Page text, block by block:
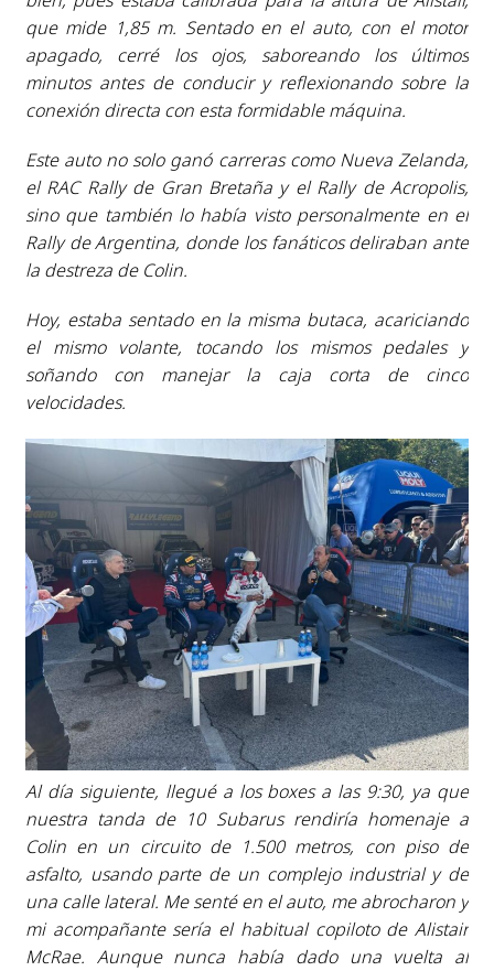
que mide 1,85 m. Sentado en el auto, con el motor
apagado, cerré los ojos, saboreando los últimos
minutos antes de conducir y reflexionando sobre la
conexión directa con esta formidable máquina.
Este auto no solo ganó carreras como Nueva Zelanda,
el RAC Rally de Gran Bretaña y el Rally de Acropolis,
sino que también lo había visto personalmente en el
Rally de Argentina, donde los fanáticos deliraban ante
la destreza de Colin.
Hoy, estaba sentado en la misma butaca, acariciando
el mismo volante, tocando los mismos pedales y
soñando con manejar la caja corta de cinco
velocidades.
Al día siguiente, llegué a los boxes a las 9:30, ya que
nuestra tanda de 10 Subarus rendiría homenaje a
Colin en un circuito de 1.500 metros, con piso de
asfalto, usando parte de un complejo industrial y de
una calle lateral. Me senté en el auto, me abrocharon y
mi acompañante sería el habitual copiloto de Alistair
McRae. Aunque nunca había dado una vuelta al